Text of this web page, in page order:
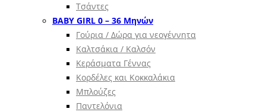
Τσάντες
BABY GIRL 0 – 36 Μηνών
Γούρια / Δώρα για νεογέννητα
Καλτσάκια / Καλσόν
Κεράσματα Γέννας
Κορδέλες και Κοκκαλάκια
Μπλούζες
Παντελόνια